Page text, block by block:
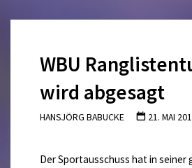
WBU
wird abgesagt
HANSJÖRG BABUCKE 21. MAI
Der Sportausschuss hat in seiner